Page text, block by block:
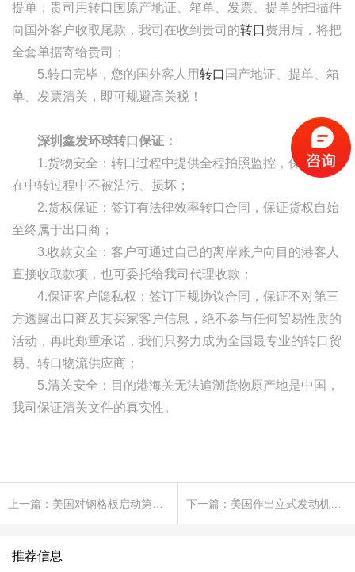
提单；贵司用转口国原产地证、箱单、发票、提单的扫描件
向国外客户收取尾款，我司在收到贵司的转口费用后，将把
全套单据寄给贵司；
5.转口完毕，您的国外客人用转口 国产地证、提单、箱
单、发票清关，即可规避高关税！
深圳鑫发环球转口保证：
1.货物安全：转口过程中提供全程拍照监控，保证货物
在中转过程中不被沾污、损坏；
2.货权保证：签订有法律效率转口合同，保证货权自始
至终属于出口商；
3.收款安全：客户可通过自己的离岸账户向目的港客人
直接收取款项，也可委托给我司代理收款；
4.保证客户隐私权：签订正规协议合同，保证不对第三
方透露出口商及其买家客户信息，绝不参与任何贸易性质的
活动，再此郑重承诺，我们只努力成为全国最专业的转口贸
易、转口物流供应商；
5.清关安全：目的港海关无法追溯货物原产地是中国，
我司保证清关文件的真实性。
推荐信息